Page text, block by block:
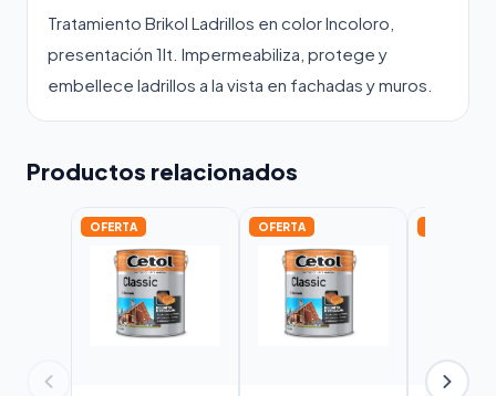
Tratamiento Brikol Ladrillos en color Incoloro,
presentación 1lt. Impermeabiliza, protege y
embellece ladrillos a la vista en fachadas y muros.
Productos relacionados
OFERTA OFERTA